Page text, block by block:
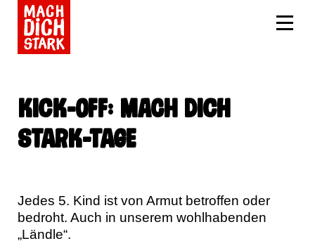
Kick-Off: MACH DICH
STARK-Tage
Jedes 5. Kind ist von Armut betroffen oder
bedroht. Auch in unserem wohlhabenden
„Ländle“.